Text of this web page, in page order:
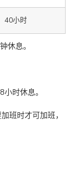
40小时
休息。
时休息。
班时才可加班，